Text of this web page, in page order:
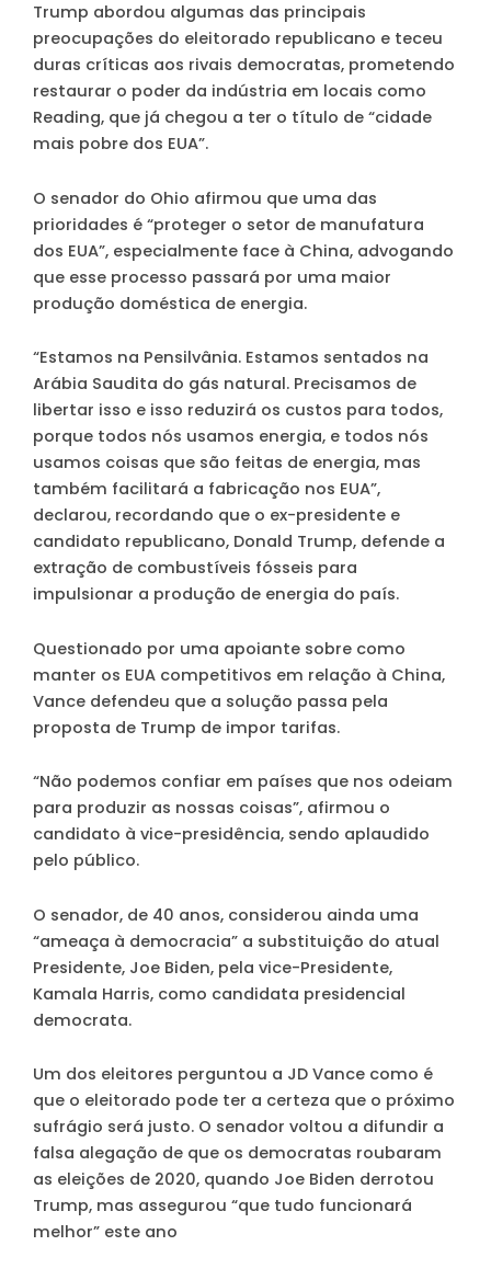
Trump abordou algumas das principais
preocupações do eleitorado republicano e teceu
duras críticas aos rivais democratas, prometendo
restaurar o poder da indústria em locais como
Reading, que já chegou a ter o título de “cidade
mais pobre dos EUA”.
O senador do Ohio afirmou que uma das
prioridades é “proteger o setor de manufatura
dos EUA”, especialmente face à China, advogando
que esse processo passará por uma maior
produção doméstica de energia.
“Estamos na Pensilvânia. Estamos sentados na
Arábia Saudita do gás natural. Precisamos de
libertar isso e isso reduzirá os custos para todos,
porque todos nós usamos energia, e todos nós
usamos coisas que são feitas de energia, mas
também facilitará a fabricação nos EUA”,
declarou, recordando que o ex-presidente e
candidato republicano, Donald Trump, defende a
extração de combustíveis fósseis para
impulsionar a produção de energia do país.
Questionado por uma apoiante sobre como
manter os EUA competitivos em relação à China,
Vance defendeu que a solução passa pela
proposta de Trump de impor tarifas.
“Não podemos confiar em países que nos odeiam
para produzir as nossas coisas”, afirmou o
candidato à vice-presidência, sendo aplaudido
pelo público.
O senador, de 40 anos, considerou ainda uma
“ameaça à democracia” a substituição do atual
Presidente, Joe Biden, pela vice-Presidente,
Kamala Harris, como candidata presidencial
democrata.
Um dos eleitores perguntou a JD Vance como é
que o eleitorado pode ter a certeza que o próximo
sufrágio será justo. O senador voltou a difundir a
falsa alegação de que os democratas roubaram
as eleições de 2020, quando Joe Biden derrotou
Trump, mas assegurou “que tudo funcionará
melhor” este ano